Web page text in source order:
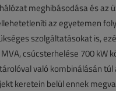
meghibásodása és az
az egyetemen
szolgáltatásokat is,
csúcsterhelése 700 kW
való kombinálásán
keretein belül ennek